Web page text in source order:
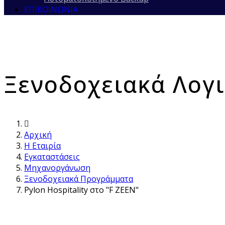
ΕΠΙΚΟΙΝΩΝΊΑ
Ξενοδοχειακά
Αρχική
Η Εταιρία
Εγκαταστάσεις
Μηχανοργάνωση
Ξενοδοχειακά Προγράμματα
Pylon Hospitality στο "F ZEEN"